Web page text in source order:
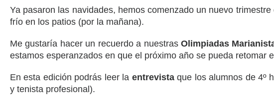
Ya pasaron las navidades, hemos comenzado un nuevo
frío en los patios (por la mañana).
Me gustaría hacer un recuerdo a nuestras Olimpiadas
estamos esperanzados en que el próximo año se pueda
En esta edición podrás leer la entrevistaque los alumnos de 4º
y tenista profesional).